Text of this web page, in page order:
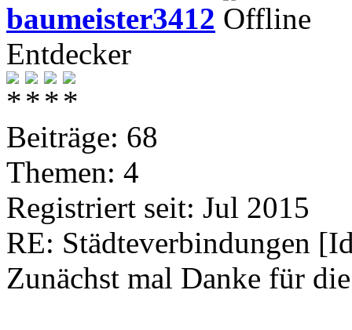
baumeister3412
Entdecker
Beiträge: 68
Themen: 4
Registriert seit: Jul 2015
RE: Städteverbindungen
Zunächst mal Danke für